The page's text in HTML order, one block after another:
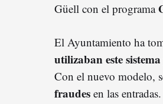
Güell con el programa
El Ayuntamiento ha
utilizaban este
Con el nuevo modelo,
fraudes en las entradas.